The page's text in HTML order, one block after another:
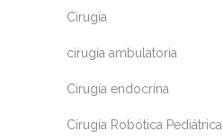
Cirugía
cirugía ambulatoria
Cirugía endocrina
Cirugía Robótica Pediátrica